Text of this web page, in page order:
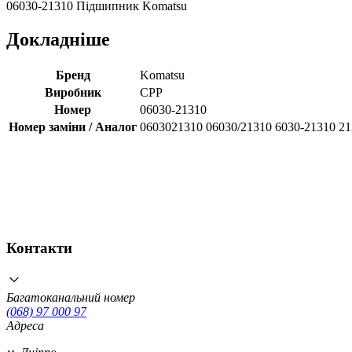
06030-21310 Підшипник Komatsu
Докладніше
Бренд
Komatsu
Виробник
CPP
Номер
06030-21310
Номер заміни / Аналог 0603021310 06030/21310 6030-21310
Контакти
Багатоканальний номер
(068) 97 000 97
Адреса